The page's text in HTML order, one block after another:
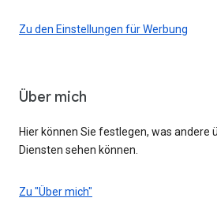
Zu den Einstellungen für Werbung
Über mich
Hier können Sie festlegen, was andere
Diensten sehen können.
Zu "Über mich"